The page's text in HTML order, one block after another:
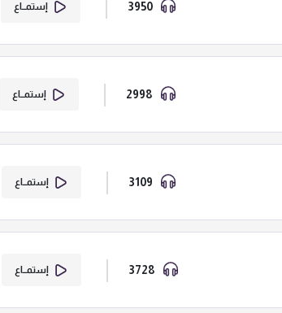
إستمــاع
إستمــاع
إستمــاع
إستمــاع